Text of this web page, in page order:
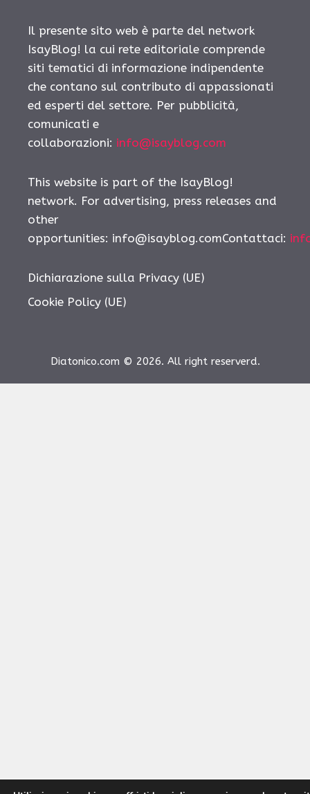
Il presente sito web è parte del network
IsayBlog! la cui rete editoriale comprende
siti tematici di informazione indipendente
che contano sul contributo di appassionati
ed esperti del settore. Per pubblicità,
comunicati e
collaborazioni: info@isayblog.com
This website is part of the IsayBlog!
network. For advertising, press releases and
other
opportunities: info@isayblog.comContattaci:
Dichiarazione sulla Privacy (UE)
Cookie Policy (UE)
Diatonico.com © 2026. All right reserverd.